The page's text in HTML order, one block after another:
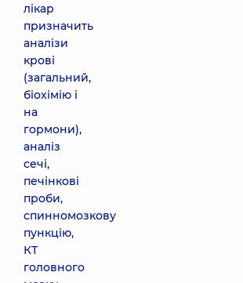
лікар
призначить
аналізи
крові
(загальний,
біохімію і
на
гормони),
аналіз
сечі,
печінкові
проби,
спинномозкову
пункцію,
КТ
головного